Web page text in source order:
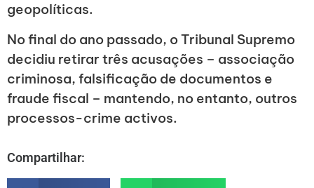
geopolíticas.
No final do ano passado, o Tribunal Supremo
decidiu retirar três acusações – associação
criminosa, falsificação de documentos e
fraude fiscal – mantendo, no entanto, outros
processos-crime activos.
Compartilhar: